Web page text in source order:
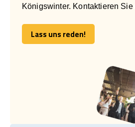
Königswinter. Kontaktieren
Lass uns reden!
Lass uns reden!